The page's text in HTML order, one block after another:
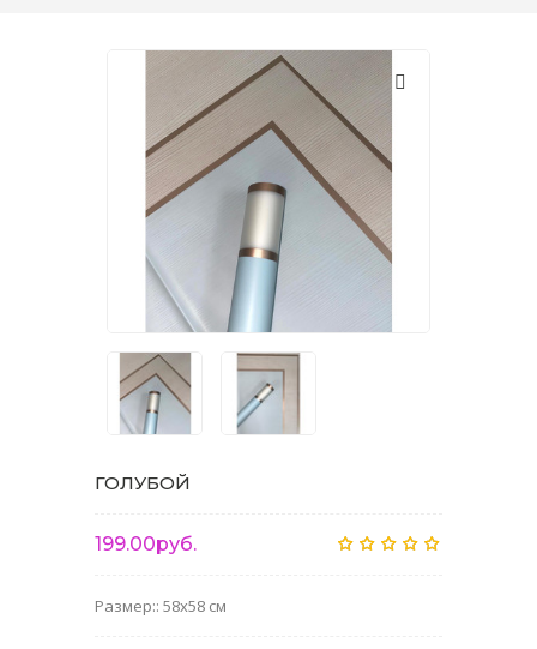
ГОЛУБОЙ
199.00руб.
Размер:: 58x58 см